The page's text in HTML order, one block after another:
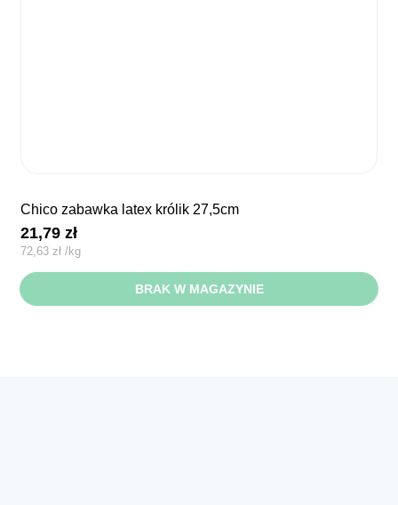
chico zabawka latex królik 27,5cm
21,79zł
72,63zł /kg
BRAK W MAGAZYNIE